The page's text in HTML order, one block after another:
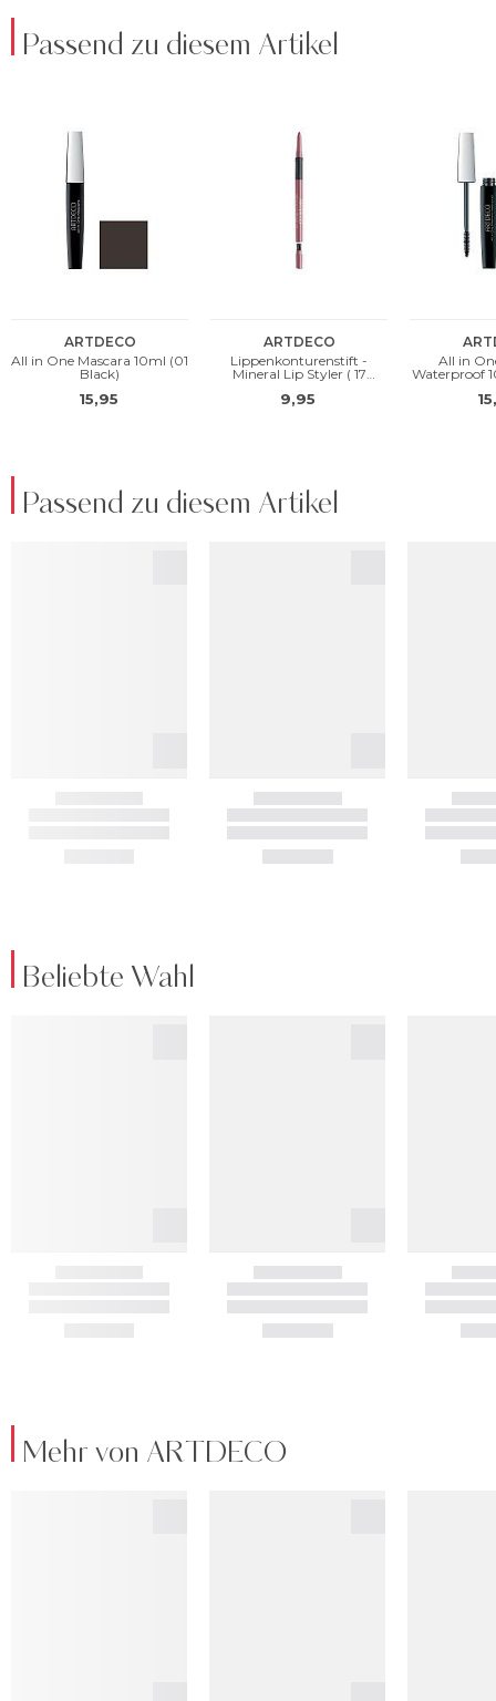
Passend zu diesem Artikel
Passend zu diesem Artikel
Beliebte Wahl
Mehr von ARTDECO